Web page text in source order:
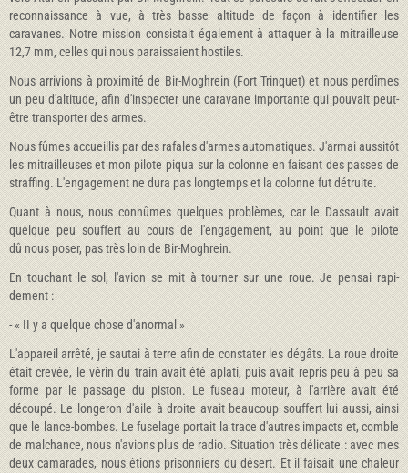
reconnaissance à vue, à très basse altitude de façon à identifier les
caravanes. Notre mission consistait également à attaquer à la mitrailleu­se
12,7 mm, celles qui nous paraissaient hostiles.
Nous arrivions à proximité de Bir-Moghrein (Fort Trinquet) et nous per­dîmes
un peu d'altitude, afin d'inspecter une caravane importante qui pou­vait peut-
être transporter des armes.
Nous fûmes accueillis par des rafales d'armes automatiques. J'armai aussitôt
les mitrailleuses et mon pilote piqua sur la colonne en faisant des passes de
straffing. L'engagement ne dura pas longtemps et la colonne fut détruite.
Quant à nous, nous connûmes quelques problèmes, car le Dassault avait
quelque peu souffert au cours de l'engagement, au point que le pilote
dû nous poser, pas très loin de Bir-Moghrein.
En touchant le sol, l'avion se mit à tourner sur une roue. Je pensai rapi­
dement :
- « II y a quelque chose d'anormal »
L'appareil arrêté, je sautai à terre afin de constater les dégâts. La roue droite
était crevée, le vérin du train avait été aplati, puis avait repris peu à peu sa
forme par le passage du pis­ton. Le fuseau moteur, à l'arrière avait été
découpé. Le longeron d'aile à droite avait beaucoup souffert lui aussi, ainsi
que le lance-bombes. Le fuse­lage portait la trace d'autres impacts et, comble
de malchance, nous n'avions plus de radio. Situation très délicate : avec mes
deux camarades, nous étions prisonniers du désert. Et il faisait une chaleur